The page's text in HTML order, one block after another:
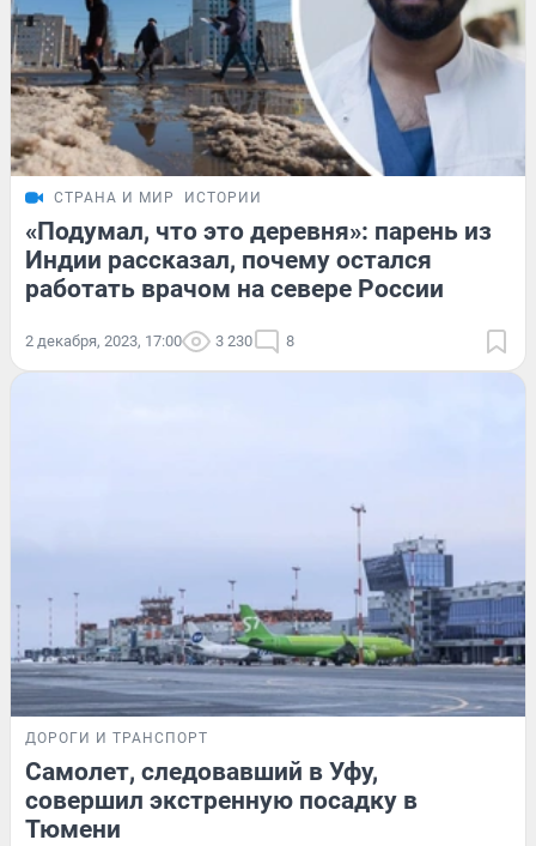
СТРАНА И МИР ИСТОРИИ
«Подумал, что это деревня»: парень из
Индии рассказал, почему остался
работать врачом на севере России
2 декабря, 2023, 17:00 3 230 8
ДОРОГИ И ТРАНСПОРТ
Самолет, следовавший в Уфу,
совершил экстренную посадку в
Тюмени